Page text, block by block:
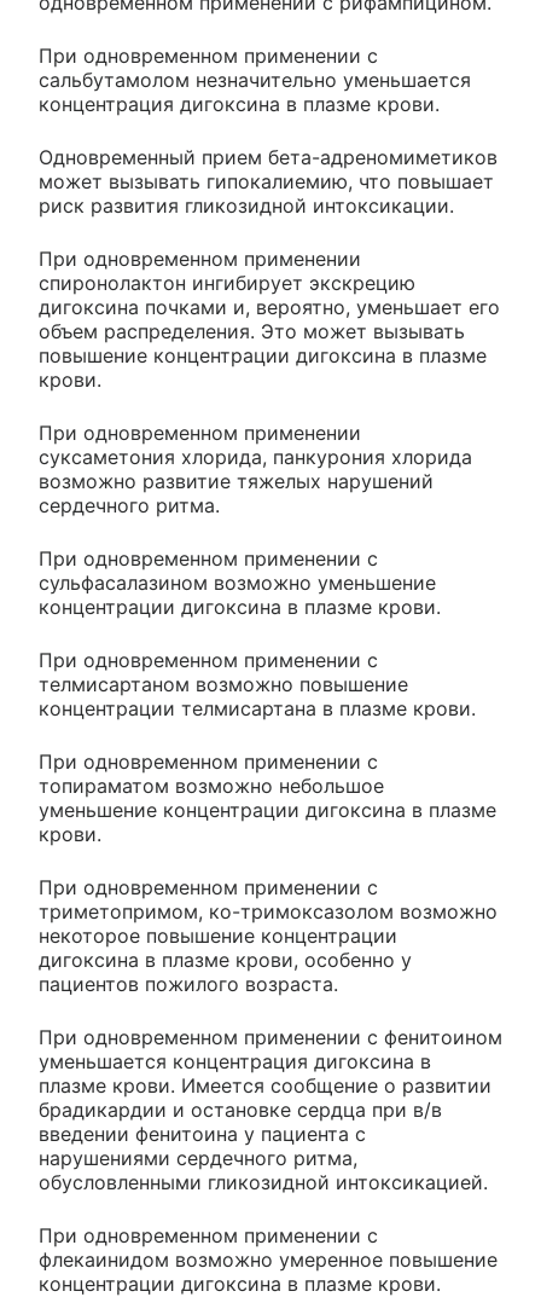
При одновременном применении с
сальбутамолом незначительно уменьшается
концентрация дигоксина в плазме крови.
Одновременный прием бета-адреномиметиков
может вызывать гипокалиемию, что повышает
риск развития гликозидной интоксикации.
При одновременном применении
спиронолактон ингибирует экскрецию
дигоксина почками и, вероятно, уменьшает его
объем распределения. Это может вызывать
повышение концентрации дигоксина в плазме
крови.
При одновременном применении
суксаметония хлорида, панкурония хлорида
возможно развитие тяжелых нарушений
сердечного ритма.
При одновременном применении с
сульфасалазином возможно уменьшение
концентрации дигоксина в плазме крови.
При одновременном применении с
телмисартаном возможно повышение
концентрации телмисартана в плазме крови.
При одновременном применении с
топираматом возможно небольшое
уменьшение концентрации дигоксина в плазме
крови.
При одновременном применении с
триметопримом, ко-тримоксазолом возможно
некоторое повышение концентрации
дигоксина в плазме крови, особенно у
пациентов пожилого возраста.
При одновременном применении с фенитоином
уменьшается концентрация дигоксина в
плазме крови. Имеется сообщение о развитии
брадикардии и остановке сердца при в/в
введении фенитоина у пациента с
нарушениями сердечного ритма,
обусловленными гликозидной интоксикацией.
При одновременном применении с
флекаинидом возможно умеренное повышение
концентрации дигоксина в плазме крови.